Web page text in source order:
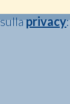
privacy: